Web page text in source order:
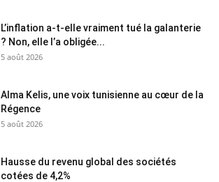
L’inflation a-t-elle vraiment tué la galanterie
? Non, elle l’a obligée...
5 août 2026
Alma Kelis, une voix tunisienne au cœur de la
Régence
5 août 2026
Hausse du revenu global des sociétés
cotées de 4,2%